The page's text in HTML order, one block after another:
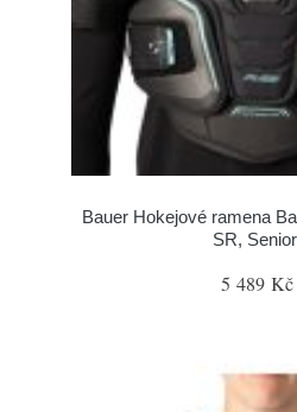
Bauer Hokejové ramena
SR,
5 489 Kč